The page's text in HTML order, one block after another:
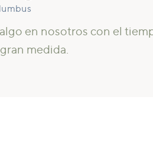
en nosotros con el
medida.